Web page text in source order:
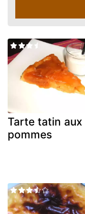
Tarte tatin aux
pommes